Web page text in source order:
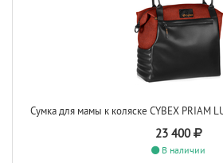
Сумка для мамы к коляске CYBEX PRIAM
23 400
В наличии